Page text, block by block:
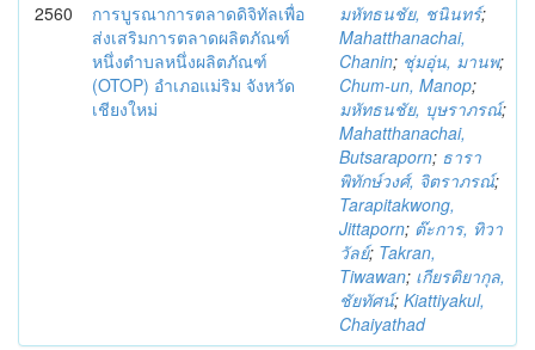
2560
การบูรณาการตลาดดิจิทัลเพื่อ
ส่งเสริมการตลาดผลิตภัณฑ์
หนึ่งตำบลหนึ่งผลิตภัณฑ์
(OTOP) อำเภอแม่ริม จังหวัด
เชียงใหม่
มหัทธนชัย, ชนินทร์;
Mahatthanachai,
Chanin; ชุ่มอุ่น, มานพ;
Chum-un, Manop;
มหัทธนชัย, บุษราภรณ์;
Mahatthanachai,
Butsaraporn; ธารา
พิทักษ์วงศ์, จิตราภรณ์;
Tarapitakwong,
Jittaporn; ต๊ะการ, ทิวา
วัลย์; Takran,
Tiwawan; เกียรติยากุล,
ชัยทัศน์; Kiattiyakul,
Chaiyathad